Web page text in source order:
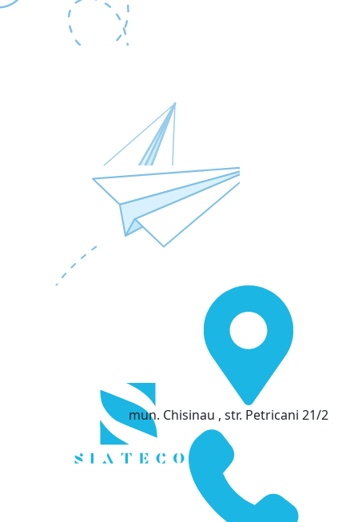
mun. Chisinau , str. Petricani 21/2